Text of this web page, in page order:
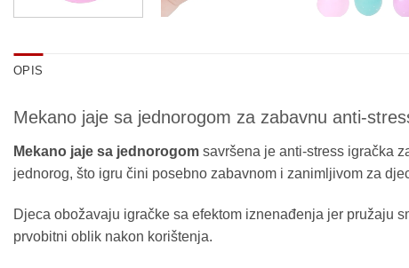
OPIS
Mekano jaje sa jednorogom za zabavnu anti-
Mekano jaje sa jednorogom savršena je anti-stress igračka
jednorog, što igru čini posebno zabavnom i zanimljivom za
Djeca obožavaju igračke sa efektom iznenađenja jer pružaju
prvobitni oblik nakon korištenja.